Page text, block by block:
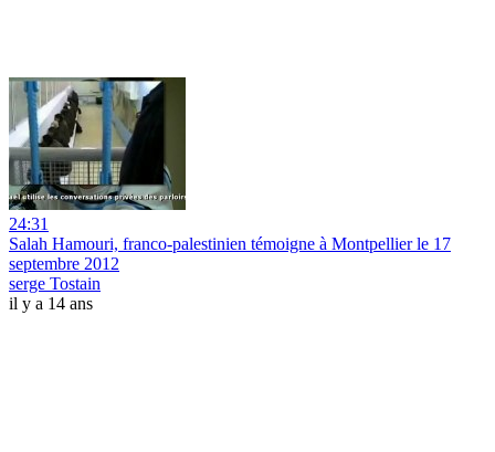
24:31
Salah Hamouri, franco-palestinien témoigne à Montpellier le 17
septembre 2012
serge Tostain
il y a 14 ans